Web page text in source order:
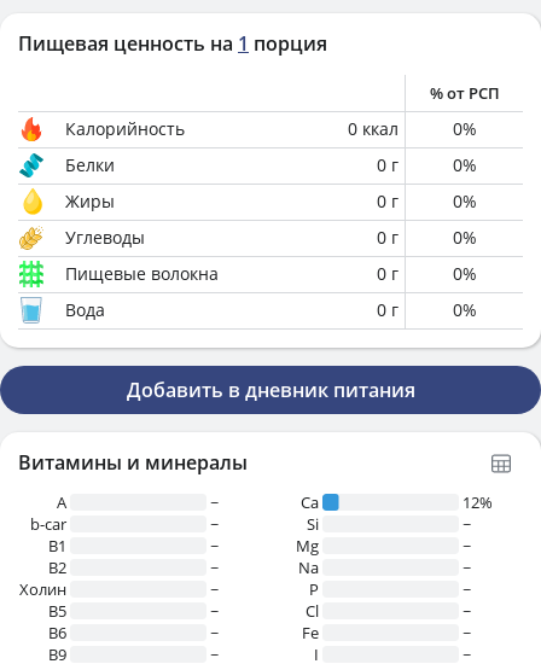
Пищевая ценность на 1 порция
% от РСП
Калорийность 0 ккал 0%
Белки
0 г 0%
Жиры
0 г 0%
Углеводы
0 г 0%
Пищевые волокна
0 г 0%
Вода
0 г 0%
Добавить в дневник питания
Витамины и минералы
A
~
b-car
~
В1
~
B2
~
Холин
~
B5
~
B6
~
B9
~
Ca
12%
Si
~
Mg
~
Na
~
P
~
Cl
~
Fe
~
I
~